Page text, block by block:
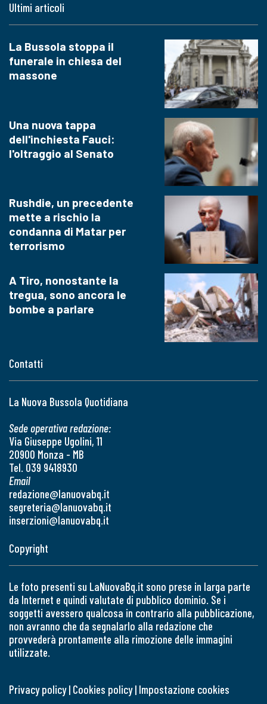
Contatti
La Nuova Bussola Quotidiana
Sede operativa redazione:
Via Giuseppe Ugolini, 11
20900 Monza - MB
Tel. 039 9418930
Email
redazione@lanuovabq.it
segreteria@lanuovabq.it
inserzioni@lanuovabq.it
Ultimi articoli
La Bussola stoppa il
funerale in chiesa del
massone
Una nuova tappa
dell'inchiesta Fauci:
l'oltraggio al Senato
Rushdie, un precedente
mette a rischio la
condanna di Matar per
terrorismo
A Tiro, nonostante la
tregua, sono ancora le
bombe a parlare
Copyright
Le foto presenti su LaNuovaBq.it sono prese in larga parte
da Internet e quindi valutate di pubblico dominio. Se i
soggetti avessero qualcosa in contrario alla pubblicazione,
non avranno che da segnalarlo alla redazione che
provvederà prontamente alla rimozione delle immagini
utilizzate.
Privacy policy| Cookies policy| Impostazione cookies